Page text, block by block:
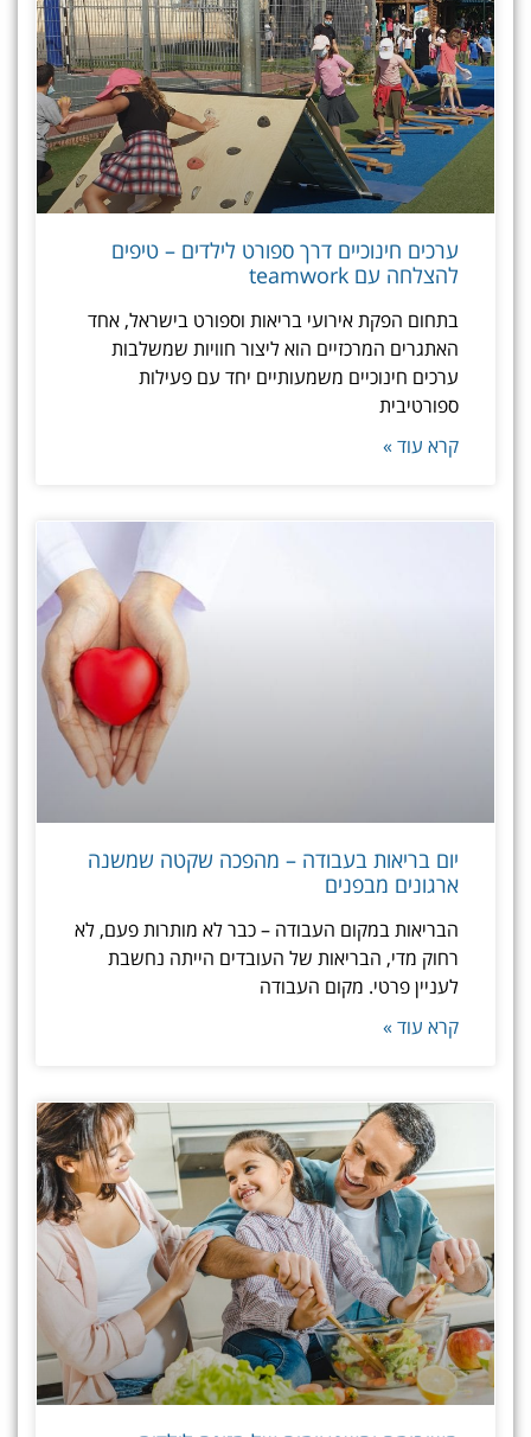
ערכים חינוכיים דרך ספורט לילדים – טיפים
להצלחה עם teamwork
בתחום הפקת אירועי בריאות וספורט בישראל, אחד
האתגרים המרכזיים הוא ליצור חוויות שמשלבות
ערכים חינוכיים משמעותיים יחד עם פעילות
ספורטיבית
קרא עוד »
יום בריאות בעבודה – מהפכה שקטה שמשנה
ארגונים מבפנים
הבריאות במקום העבודה – כבר לא מותרות פעם, לא
רחוק מדי, הבריאות של העובדים הייתה נחשבת
לעניין פרטי. מקום העבודה
קרא עוד »